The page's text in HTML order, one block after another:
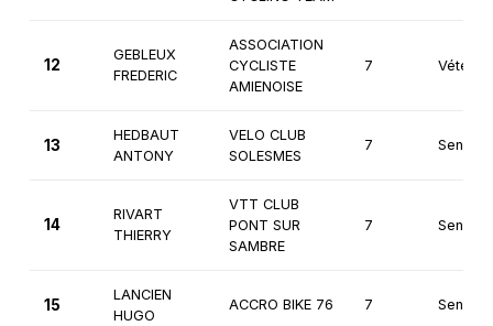
12
GEBLEUX
FREDERIC
ASSOCIATION
CYCLISTE
AMIENOISE
7
13
HEDBAUT
ANTONY
VELO CLUB
SOLESMES
7 Seniors
14
RIVART
THIERRY
VTT CLUB
PONT SUR
SAMBRE
7 Seniors
15
LANCIEN
HUGO
ACCRO BIKE 76 7 Seniors